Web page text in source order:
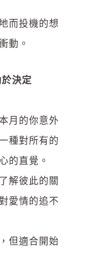
而投機的想
動。
決定
月的你意外
種對所有的
的直覺。
解彼此的關
愛情的追不
但適合開始